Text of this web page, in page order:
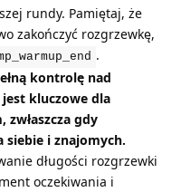
rundy. Pamiętaj, że
zakończyć rozgrzewkę,
.
kontrolę nad
kluczowe dla
zwłaszcza gdy
siebie i znajomych.
długości rozgrzewki
oczekiwania i